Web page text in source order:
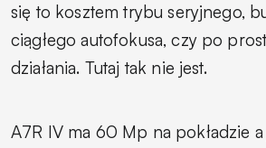
się to kosztem trybu seryjnego,
ciągłego autofokusa, czy po
działania. Tutaj tak nie jest.
A7R IV ma 60 Mp na pokładzie